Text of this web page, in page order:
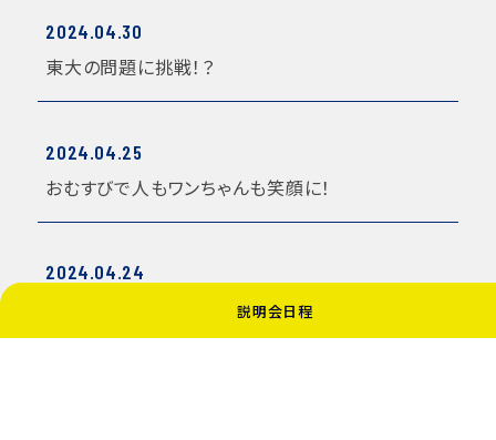
説明会日程
2024.04.30
東大の問題に挑戦！？
2024.04.25
おむすびで人もワンちゃんも笑顔に！
2024.04.24
昨年の経験から更に挑戦！